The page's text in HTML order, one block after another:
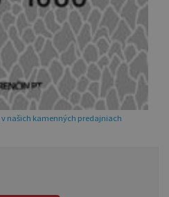
v našich kamenných predajniach